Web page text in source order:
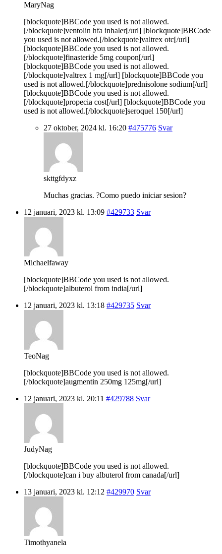
MaryNag
[blockquote]BBCode you used is not allowed.
[/blockquote]ventolin hfa inhaler[/url] [blockquote]BBCode
you used is not allowed.[/blockquote]valtrex otc[/url]
[blockquote]BBCode you used is not allowed.
[/blockquote]finasteride 5mg coupon[/url]
[blockquote]BBCode you used is not allowed.
[/blockquote]valtrex 1 mg[/url] [blockquote]BBCode you
used is not allowed.[/blockquote]prednisolone sodium[/url]
[blockquote]BBCode you used is not allowed.
[/blockquote]propecia cost[/url] [blockquote]BBCode you
used is not allowed.[/blockquote]seroquel 150[/url]
27 oktober, 2024 kl. 16:20 #475776 Svar
skttgfdyxz
Muchas gracias. ?Como puedo iniciar sesion?
12 januari, 2023 kl. 13:09 #429733 Svar
Michaelfaway
[blockquote]BBCode you used is not allowed.
[/blockquote]albuterol from india[/url]
12 januari, 2023 kl. 13:18 #429735 Svar
TeoNag
[blockquote]BBCode you used is not allowed.
[/blockquote]augmentin 250mg 125mg[/url]
12 januari, 2023 kl. 20:11 #429788 Svar
JudyNag
[blockquote]BBCode you used is not allowed.
[/blockquote]can i buy albuterol from canada[/url]
13 januari, 2023 kl. 12:12 #429970 Svar
Timothyanela